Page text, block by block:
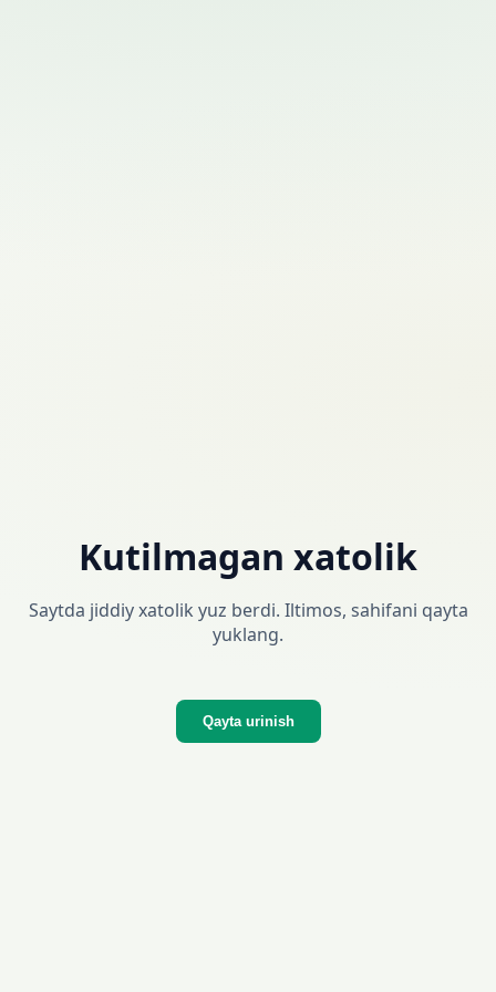
Kutilmagan xatolik
Saytda jiddiy xatolik yuz berdi. Iltimos, sahifani qayta
yuklang.
Qayta urinish